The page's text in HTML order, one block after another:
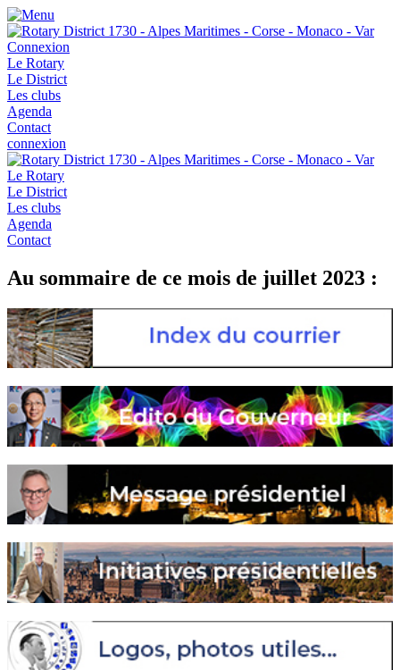
Connexion
Le Rotary
Le District
Les clubs
Agenda
Contact
connexion
Le Rotary
Le District
Les clubs
Agenda
Contact
Au sommaire de ce mois de juillet 2023 :